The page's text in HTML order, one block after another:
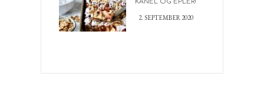
2. SEPTEMBER 2020